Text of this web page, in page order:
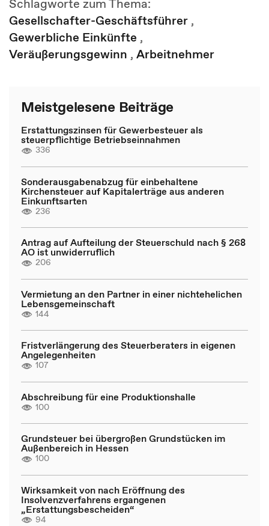
Schlagworte zum Thema:
Gesellschafter-Geschäftsführer ,
Gewerbliche Einkünfte ,
Veräußerungsgewinn , Arbeitnehmer
Meistgelesene Beiträge
Erstattungszinsen für Gewerbesteuer als
steuerpflichtige Betriebseinnahmen
336
Sonderausgabenabzug für einbehaltene
Kirchensteuer auf Kapitalerträge aus anderen
Einkunftsarten
236
Antrag auf Aufteilung der Steuerschuld nach § 268
AO ist unwiderruflich
206
Vermietung an den Partner in einer nichtehelichen
Lebensgemeinschaft
144
Fristverlängerung des Steuerberaters in eigenen
Angelegenheiten
107
Abschreibung für eine Produktionshalle
100
Grundsteuer bei übergroßen Grundstücken im
Außenbereich in Hessen
100
Wirksamkeit von nach Eröffnung des
Insolvenzverfahrens ergangenen
„Erstattungsbescheiden“
94